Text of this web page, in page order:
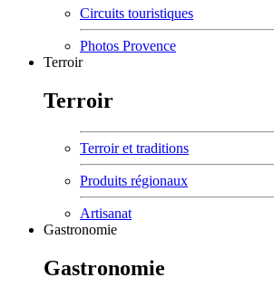
Circuits touristiques
Photos Provence
Terroir
Terroir
Terroir et traditions
Produits régionaux
Artisanat
Gastronomie
Gastronomie